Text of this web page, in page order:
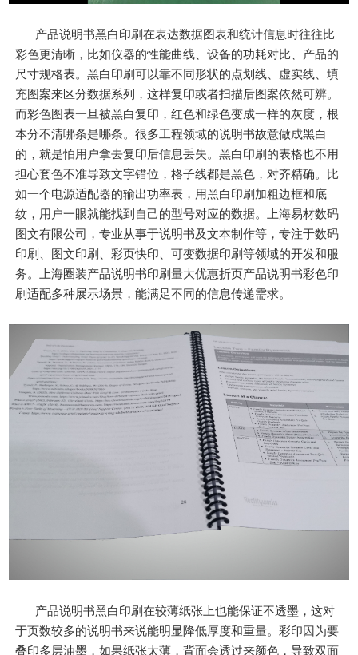
产品说明书黑白印刷在表达数据图表和统计信息时往往比
彩色更清晰，比如仪器的性能曲线、设备的功耗对比、产品的
尺寸规格表。黑白印刷可以靠不同形状的点划线、虚实线、填
充图案来区分数据系列，这样复印或者扫描后图案依然可辨。
而彩色图表一旦被黑白复印，红色和绿色变成一样的灰度，根
本分不清哪条是哪条。很多工程领域的说明书故意做成黑白
的，就是怕用户拿去复印后信息丢失。黑白印刷的表格也不用
担心套色不准导致文字错位，格子线都是黑色，对齐精确。比
如一个电源适配器的输出功率表，用黑白印刷加粗边框和底
纹，用户一眼就能找到自己的型号对应的数据。上海易材数码
图文有限公司，专业从事于说明书及文本制作等，专注于数码
印刷、图文印刷、彩页快印、可变数据印刷等领域的开发和服
务。上海圈装产品说明书印刷量大优惠折页产品说明书彩色印
刷适配多种展示场景，能满足不同的信息传递需求。
产品说明书黑白印刷在较薄纸张上也能保证不透墨，这对
于页数较多的说明书来说能明显降低厚度和重量。彩印因为要
叠印多层油墨，如果纸张太薄，背面会透过来颜色，导致双面